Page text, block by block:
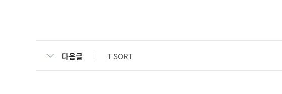
T SORT
다음글